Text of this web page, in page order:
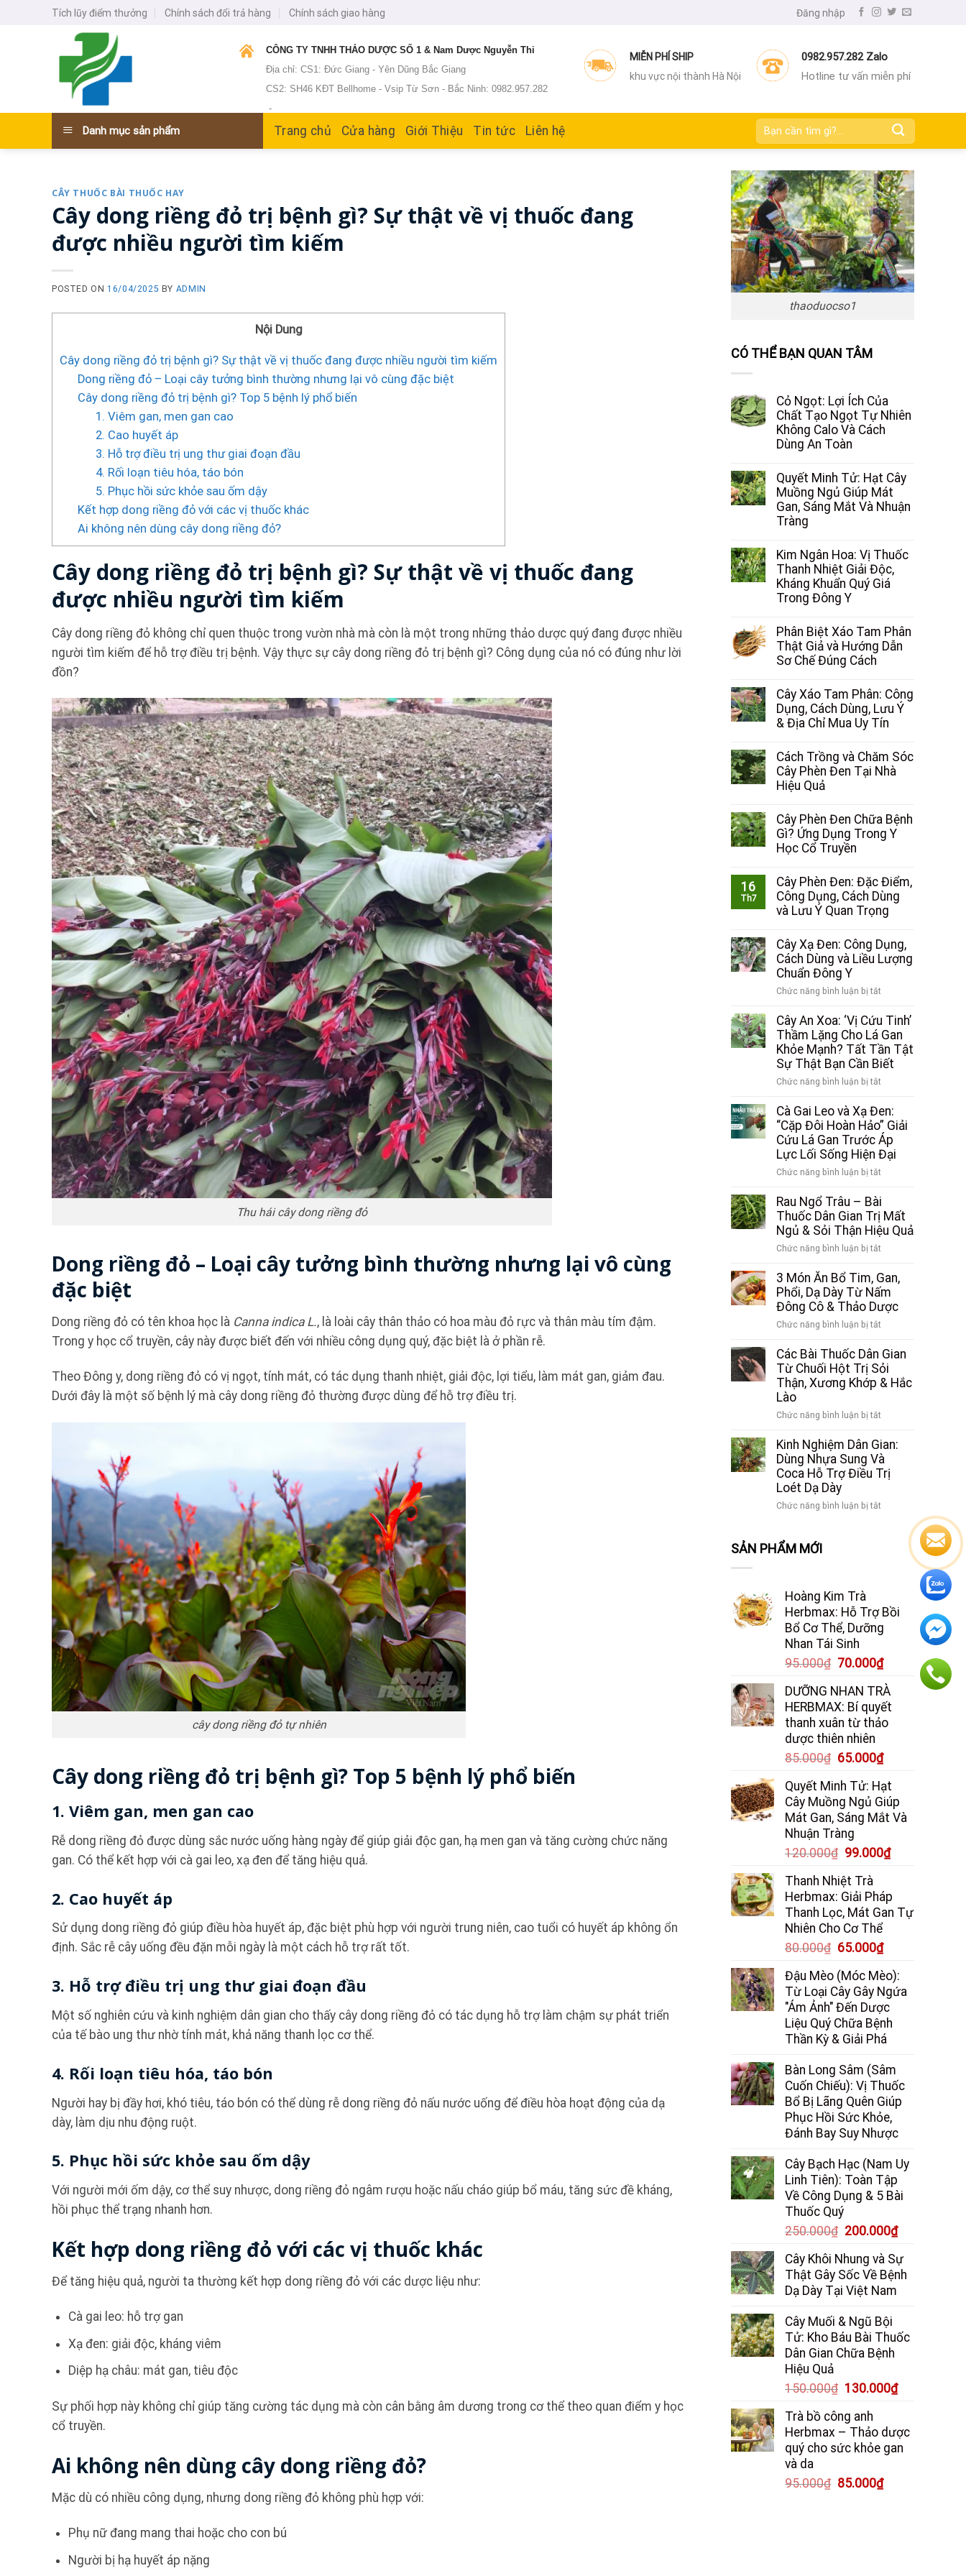
Tích lũy điểm thưởng Chính sách đổi trả hàng Chính sách giao hàng Đăng nhập
CÔNG TY TNHH THẢO DƯỢC SỐ 1 & Nam Dược Nguyễn Thi
Địa chỉ: CS1: Đức Giang - Yên Dũng Bắc Giang
CS2: SH46 KĐT Bellhome - Vsip Từ Sơn - Bắc Ninh: 0982.957.282
-
MIỄN PHÍ SHIP
khu vực nội thành Hà Nội
0982.957.282 Zalo
Hotline tư vấn miễn phí
Danh mục sản phẩm Trang chủ Cửa hàng Giới Thiệu Tin tức Liên hệ
Tìm
kiếm:
CÂY THUỐC BÀI THUỐC HAY
Cây dong riềng đỏ trị bệnh gì? Sự thật về vị thuốc đang
được nhiều người tìm kiếm
POSTED ON16/04/2025 BY ADMIN
Nội Dung
Cây dong riềng đỏ trị bệnh gì? Sự thật về vị thuốc đang được nhiều người tìm kiếm
Dong riềng đỏ – Loại cây tưởng bình thường nhưng lại vô cùng đặc biệt
Cây dong riềng đỏ trị bệnh gì? Top 5 bệnh lý phổ biến
1. Viêm gan, men gan cao
2. Cao huyết áp
3. Hỗ trợ điều trị ung thư giai đoạn đầu
4. Rối loạn tiêu hóa, táo bón
5. Phục hồi sức khỏe sau ốm dậy
Kết hợp dong riềng đỏ với các vị thuốc khác
Ai không nên dùng cây dong riềng đỏ?
Cây dong riềng đỏ trị bệnh gì? Sự thật về vị thuốc đang
được nhiều người tìm kiếm
Cây dong riềng đỏ không chỉ quen thuộc trong vườn nhà mà còn là một trong những thảo dược quý đang được nhiều
người tìm kiếm để hỗ trợ điều trị bệnh. Vậy thực sự cây dong riềng đỏ trị bệnh gì? Công dụng của nó có đúng như lời
đồn?
Thu hái cây dong riềng đỏ
Dong riềng đỏ – Loại cây tưởng bình thường nhưng lại vô cùng
đặc biệt
Dong riềng đỏ có tên khoa học là Canna indica L., là loài cây thân thảo có hoa màu đỏ rực và thân màu tím đậm.
Trong y học cổ truyền, cây này được biết đến với nhiều công dụng quý, đặc biệt là ở phần rễ.
Theo Đông y, dong riềng đỏ có vị ngọt, tính mát, có tác dụng thanh nhiệt, giải độc, lợi tiểu, làm mát gan, giảm đau.
Dưới đây là một số bệnh lý mà cây dong riềng đỏ thường được dùng để hỗ trợ điều trị.
cây dong riềng đỏ tự nhiên
Cây dong riềng đỏ trị bệnh gì? Top 5 bệnh lý phổ biến
1. Viêm gan, men gan cao
Rễ dong riềng đỏ được dùng sắc nước uống hàng ngày để giúp giải độc gan, hạ men gan và tăng cường chức năng
gan. Có thể kết hợp với cà gai leo, xạ đen để tăng hiệu quả.
2. Cao huyết áp
Sử dụng dong riềng đỏ giúp điều hòa huyết áp, đặc biệt phù hợp với người trung niên, cao tuổi có huyết áp không ổn
định. Sắc rễ cây uống đều đặn mỗi ngày là một cách hỗ trợ rất tốt.
3. Hỗ trợ điều trị ung thư giai đoạn đầu
Một số nghiên cứu và kinh nghiệm dân gian cho thấy cây dong riềng đỏ có tác dụng hỗ trợ làm chậm sự phát triển
của tế bào ung thư nhờ tính mát, khả năng thanh lọc cơ thể.
4. Rối loạn tiêu hóa, táo bón
Người hay bị đầy hơi, khó tiêu, táo bón có thể dùng rễ dong riềng đỏ nấu nước uống để điều hòa hoạt động của dạ
dày, làm dịu nhu động ruột.
5. Phục hồi sức khỏe sau ốm dậy
Với người mới ốm dậy, cơ thể suy nhược, dong riềng đỏ ngâm rượu hoặc nấu cháo giúp bổ máu, tăng sức đề kháng,
hồi phục thể trạng nhanh hơn.
Kết hợp dong riềng đỏ với các vị thuốc khác
Để tăng hiệu quả, người ta thường kết hợp dong riềng đỏ với các dược liệu như:
Cà gai leo: hỗ trợ gan
Xạ đen: giải độc, kháng viêm
Diệp hạ châu: mát gan, tiêu độc
Sự phối hợp này không chỉ giúp tăng cường tác dụng mà còn cân bằng âm dương trong cơ thể theo quan điểm y học
cổ truyền.
Ai không nên dùng cây dong riềng đỏ?
Mặc dù có nhiều công dụng, nhưng dong riềng đỏ không phù hợp với:
Phụ nữ đang mang thai hoặc cho con bú
Người bị hạ huyết áp nặng
thaoduocso1
CÓ THỂ BẠN QUAN TÂM
Cỏ Ngọt: Lợi Ích Của
Chất Tạo Ngọt Tự Nhiên
Không Calo Và Cách
Dùng An Toàn
Quyết Minh Tử: Hạt Cây
Muồng Ngủ Giúp Mát
Gan, Sáng Mắt Và Nhuận
Tràng
Kim Ngân Hoa: Vị Thuốc
Thanh Nhiệt Giải Độc,
Kháng Khuẩn Quý Giá
Trong Đông Y
Phân Biệt Xáo Tam Phân
Thật Giả và Hướng Dẫn
Sơ Chế Đúng Cách
Cây Xáo Tam Phân: Công
Dụng, Cách Dùng, Lưu Ý
& Địa Chỉ Mua Uy Tín
Cách Trồng và Chăm Sóc
Cây Phèn Đen Tại Nhà
Hiệu Quả
Cây Phèn Đen Chữa Bệnh
Gì? Ứng Dụng Trong Y
Học Cổ Truyền
16
Th7
Cây Phèn Đen: Đặc Điểm,
Công Dụng, Cách Dùng
và Lưu Ý Quan Trọng
Cây Xạ Đen: Công Dụng,
Cách Dùng và Liều Lượng
Chuẩn Đông Y
Chức năng bình luận bị tắt
Xạ
Đen:
Công
Dụng,
Liều
Lượng
Chuẩn
Đông
Cây An Xoa: ‘Vị Cứu Tinh’
Thầm Lặng Cho Lá Gan
Khỏe Mạnh? Tất Tần Tật
Sự Thật Bạn Cần Biết
Chức năng bình luận bị tắt
An
Xoa:
‘Vị
Cứu
Tinh’
Cho
Lá
Gan
Tất
Tần
Tật
Sự
Cần
Biết
Cà Gai Leo và Xạ Đen:
“Cặp Đôi Hoàn Hảo” Giải
Cứu Lá Gan Trước Áp
Lực Lối Sống Hiện Đại
Chức năng bình luận bị tắt
Gai
Leo
và
Đôi
Hoàn
Hảo”
Lá
Gan
Trước
Áp
Hiện
Đại
Rau Ngổ Trâu – Bài
Thuốc Dân Gian Trị Mất
Ngủ & Sỏi Thận Hiệu Quả
Chức năng bình luận bị tắt
Ngổ
Trâu
–
Bài
Gian
Trị
Mất
Thận
Hiệu
Quả
3 Món Ăn Bổ Tim, Gan,
Phổi, Dạ Dày Từ Nấm
Đông Cô & Thảo Dược
Chức năng bình luận bị tắt
Món
Ăn
Bổ
Dày
Từ
Nấm
Các Bài Thuốc Dân Gian
Từ Chuối Hột Trị Sỏi
Thận, Xương Khớp & Hắc
Lào
Chức năng bình luận bị tắt
Bài
Thuốc
Dân
Gian
&
Hắc
Lào
Kinh Nghiệm Dân Gian:
Dùng Nhựa Sung Và
Coca Hỗ Trợ Điều Trị
Loét Dạ Dày
Chức năng bình luận bị tắt
Nghiệm
Và
Coca
Trợ
Điều
Trị
Loét
Dạ
Dày
SẢN PHẨM MỚI
Hoàng Kim Trà
Herbmax: Hỗ Trợ Bồi
Bổ Cơ Thể, Dưỡng
Nhan Tái Sinh
95.000₫ Giá
là:
95.000₫.
70.000₫Giá
tại
là:
70.000₫.
DƯỠNG NHAN TRÀ
HERBMAX: Bí quyết
thanh xuân từ thảo
dược thiên nhiên
85.000₫ Giá
là:
85.000₫.
65.000₫Giá
tại
là:
65.000₫.
Quyết Minh Tử: Hạt
Cây Muồng Ngủ Giúp
Mát Gan, Sáng Mắt Và
Nhuận Tràng
120.000₫ Giá
là:
120.000₫.
99.000₫Giá
là:
99.000₫.
Thanh Nhiệt Trà
Herbmax: Giải Pháp
Thanh Lọc, Mát Gan Tự
Nhiên Cho Cơ Thể
80.000₫ Giá
là:
80.000₫.
65.000₫Giá
tại
là:
65.000₫.
Đậu Mèo (Móc Mèo):
Từ Loại Cây Gây Ngứa
"Ám Ảnh" Đến Dược
Liệu Quý Chữa Bệnh
Thần Kỳ & Giải Phá
Bàn Long Sâm (Sâm
Cuốn Chiếu): Vị Thuốc
Bổ Bị Lãng Quên Giúp
Phục Hồi Sức Khỏe,
Đánh Bay Suy Nhược
Cây Bạch Hạc (Nam Uy
Linh Tiên): Toàn Tập
Về Công Dụng & 5 Bài
Thuốc Quý
250.000₫ Giá
là:
250.000₫.
200.000₫Giá
tại
là:
Cây Khôi Nhung và Sự
Thật Gây Sốc Về Bệnh
Dạ Dày Tại Việt Nam
Cây Muối & Ngũ Bội
Tử: Kho Báu Bài Thuốc
Dân Gian Chữa Bệnh
Hiệu Quả
150.000₫ Giá
là:
150.000₫.
130.000₫Giá
là:
130.000₫.
Trà bồ công anh
Herbmax – Thảo dược
quý cho sức khỏe gan
và da
95.000₫ Giá
85.000₫Giá